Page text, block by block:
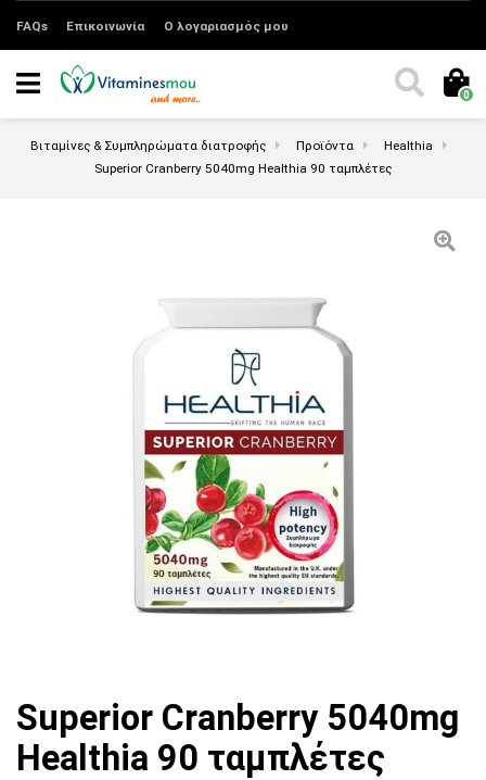
FAQs Επικοινωνία Ο λογαριασμός μου
0
Βιταμίνες & Συμπληρώματα διατροφής Προϊόντα
Healthia
Superior Cranberry 5040mg Healthia 90 ταμπλέτες
Superior Cranberry 5040mg
Healthia 90 ταμπλέτες